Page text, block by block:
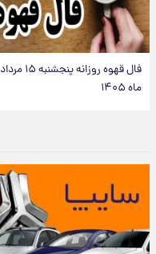
فال قهوه روزانه پنجشنبه ۱۵ مرداد
ماه ۱۴۰۵